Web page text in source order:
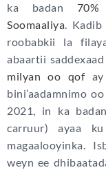
ka badan
Soomaaliya.
roobabkii la
abaartii
milyan oo qofay
bini’aadamnimo
2021, in ka
carruur) ayaa
magaalooyinka.
weyn ee